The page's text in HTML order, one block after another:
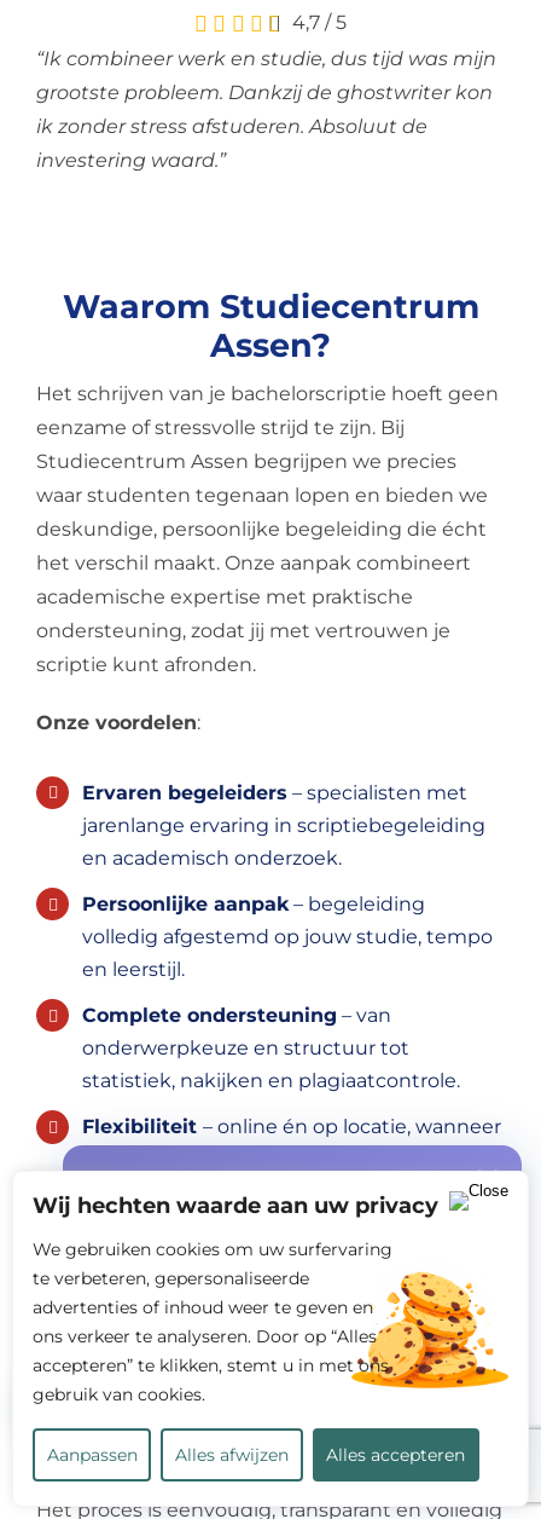
Wij hechten waarde aan uw privacy
We gebruiken cookies om uw surfervaring
te verbeteren, gepersonaliseerde
advertenties of inhoud weer te geven en
ons verkeer te analyseren. Door op “Alles
accepteren” te klikken, stemt u in met ons
gebruik van cookies.
Aanpassen Alles afwijzen Alles accepteren
4,7 /5
“Ik combineer werk en studie, dus tijd was mijn
grootste probleem. Dankzij de ghostwriter kon
ik zonder stress afstuderen. Absoluut de
investering waard.”
Waarom Studiecentrum
Assen?
Het schrijven van je bachelorscriptie hoeft geen
eenzame of stressvolle strijd te zijn. Bij
Studiecentrum Assen begrijpen we precies
waar studenten tegenaan lopen en bieden we
deskundige, persoonlijke begeleiding die écht
het verschil maakt. Onze aanpak combineert
academische expertise met praktische
ondersteuning, zodat jij met vertrouwen je
scriptie kunt afronden.
Onze voordelen:
Ervaren begeleiders – specialisten met
jarenlange ervaring in scriptiebegeleiding
en academisch onderzoek.
Persoonlijke aanpak– begeleiding
volledig afgestemd op jouw studie, tempo
en leerstijl.
Complete ondersteuning – van
onderwerpkeuze en structuur tot
statistiek, nakijken en plagiaatcontrole.
Flexibiliteit– online én op locatie, wanneer
Resultaatgericht– ons doel is dat jij sneller,
beter en met minder stress afstudeert.
Hoe kun je een
bachelorscriptie laten
schrijven?
Wil je jouw bachelorscriptie laten schrijven door
een professionele ghostwriter voor je scriptie?
Het proces is eenvoudig, transparant en volledig
Speciale aanbieding
op jouw eerste opdracht!
Bereken mijn kosten